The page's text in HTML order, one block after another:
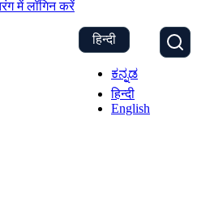
में लॉगिन करें
हिन्दी
ಕನ್ನಡ
हिन्दी
English